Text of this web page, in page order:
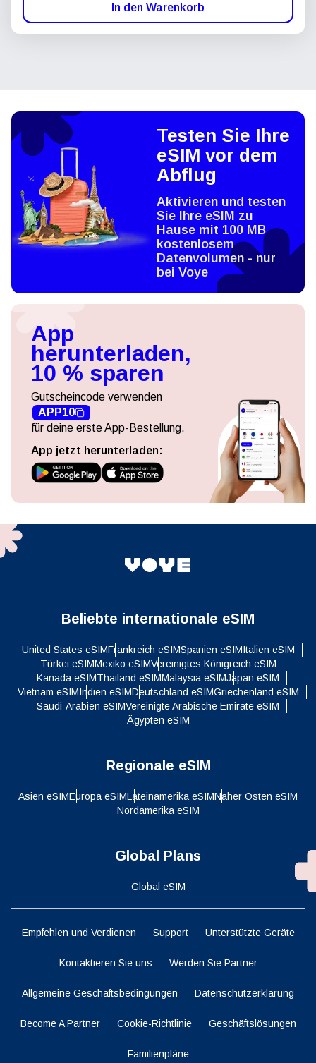
In den Warenkorb
Testen Sie Ihre
eSIM vor dem
Abflug
Aktivieren und testen
Sie Ihre eSIM zu
Hause mit 100 MB
kostenlosem
Datenvolumen - nur
bei Voye
App
herunterladen,
10 % sparen
Gutscheincode verwenden
APP10
für deine erste App-Bestellung.
App jetzt herunterladen:
Beliebte internationale eSIM
United States eSIMFrankreich eSIMSpanien eSIMItalien eSIM
Türkei eSIMMexiko eSIMVereinigtes Königreich eSIM
Kanada eSIMThailand eSIMMalaysia eSIMJapan eSIM
Vietnam eSIMIndien eSIMDeutschland eSIMGriechenland eSIM
Saudi-Arabien eSIMVereinigte Arabische Emirate eSIM
Ägypten eSIM
Regionale eSIM
Asien eSIMEuropa eSIMLateinamerika eSIMNaher Osten eSIM
Nordamerika eSIM
Global Plans
Global eSIM
Empfehlen und Verdienen Support Unterstützte Geräte
Kontaktieren Sie uns Werden Sie Partner
Allgemeine Geschäftsbedingungen Datenschutzerklärung
Become A Partner Cookie-Richtlinie Geschäftslösungen
Familienpläne